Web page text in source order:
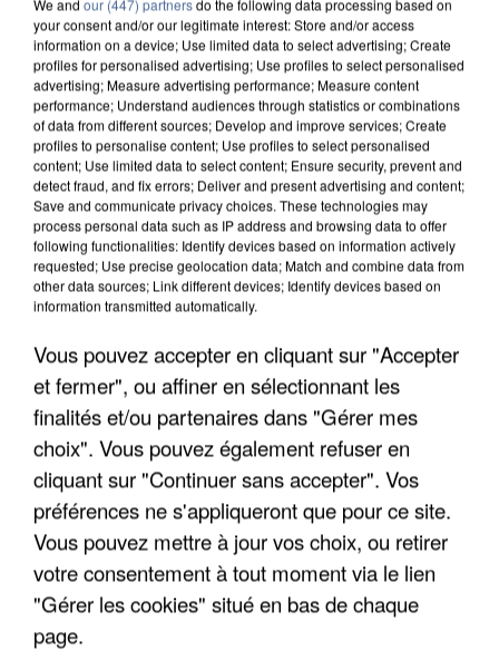
APRÈS TOUTES CES CANICULES, LES REFUGES
DE FAUNE SAUVAGE SONT...
your consent and/or our legitimate interest: Store and/or access
information on a device; Use limited data to select advertising; Create
profiles for personalised advertising; Use profiles to select personalised
advertising; Measure advertising performance; Measure content
performance; Understand audiences through statistics or combinations
of data from different sources; Develop and improve services; Create
profiles to personalise content; Use profiles to select personalised
content; Use limited data to select content; Ensure security, prevent and
detect fraud, and fix errors; Deliver and present advertising and content;
Save and communicate privacy choices. These technologies may
process personal data such as IP address and browsing data to offer
following functionalities: Identify devices based on information actively
requested; Use precise geolocation data; Match and combine data from
other data sources; Link different devices; Identify devices based on
information transmitted automatically.
Vous pouvez accepter en cliquant sur "Accepter
et fermer", ou affiner en sélectionnant les
finalités et/ou partenaires dans "Gérer mes
choix". Vous pouvez également refuser en
cliquant sur "Continuer sans accepter". Vos
préférences ne s'appliqueront que pour ce site.
Vous pouvez mettre à jour vos choix, ou retirer
votre consentement à tout moment via le lien
"Gérer les cookies" situé en bas de chaque
page.